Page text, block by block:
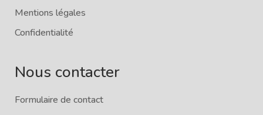
Mentions légales
Confidentialité
Nous contacter
Formulaire de contact